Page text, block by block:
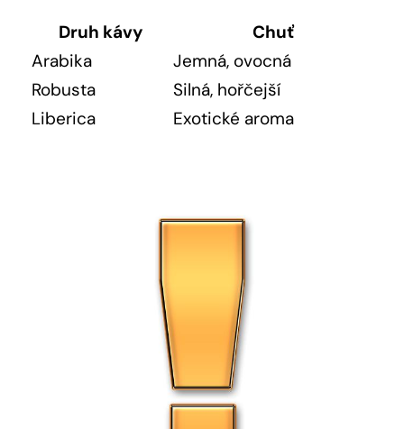
Druh kávy
Chuť
Arabika
Jemná, ovocná
Robusta
Silná, hořčejší
Liberica
Exotické aroma